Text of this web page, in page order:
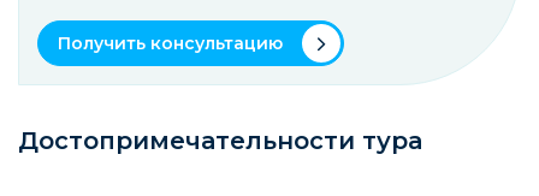
Получить консультацию
Достопримечательности тура